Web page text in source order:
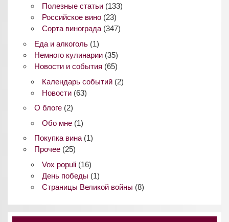
Полезные статьи(133)
Российское вино(23)
Сорта винограда(347)
Еда и алкоголь(1)
Немного кулинарии(35)
Новости и события (65)
Календарь событий(2)
Новости(63)
О блоге(2)
Обо мне(1)
Покупка вина(1)
Прочее(25)
Vox populi(16)
День победы (1)
Страницы Великой войны (8)